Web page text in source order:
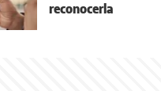
reconocerla